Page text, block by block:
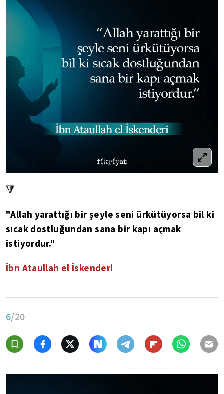
🔻
"Allah yarattığı bir şeyle seni ürkütüyorsa bil ki
sıcak dostluğundan sana bir kapı açmak
istiyordur."
İbn Ataullah el İskenderi
6/20